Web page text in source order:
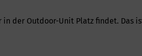
der Outdoor-Unit Platz findet. Das